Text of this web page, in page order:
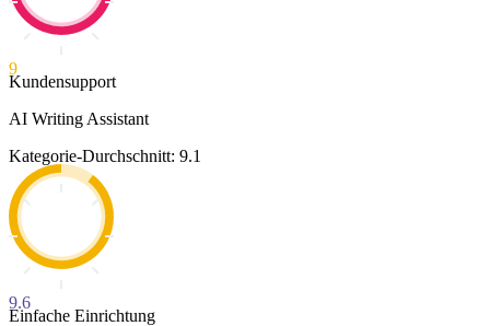
9
Kundensupport
AI Writing Assistant
Kategorie-Durchschnitt: 9.1
9.6
Einfache Einrichtung